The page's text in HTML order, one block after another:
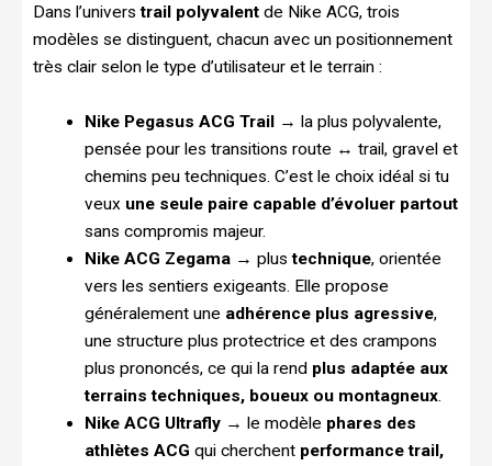
Dans l’universtrail polyvalent de Nike ACG, trois
modèles se distinguent, chacun avec un positionnement
très clair selon le type d’utilisateur et le terrain :
Nike Pegasus ACG Trail→ la plus polyvalente,
pensée pour les transitions route ↔ trail, gravel et
chemins peu techniques. C’est le choix idéal si tu
veux une seule paire capable d’évoluer partout
sans compromis majeur.
Nike ACG Zegama→ plustechnique, orientée
vers les sentiers exigeants. Elle propose
généralement une adhérence plus agressive,
une structure plus protectrice et des crampons
plus prononcés, ce qui la rend plus adaptée aux
terrains techniques, boueux ou montagneux.
Nike ACG Ultrafly→ le modèle phares des
athlètes ACG qui cherchent performance trail,